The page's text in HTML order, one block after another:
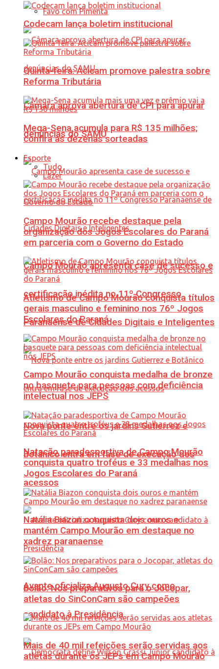
Favo com Pimenta
Câmara aprova abertura de CPI para apurar
denúncias do SAMU
Campo Mourão apresenta case de sucesso e
certificação inédita no 11º Congresso
Paranaense de Cidades Digitais e Inteligentes
Nova ponte entre os jardins Gutierrez e
Botânico entra em fase de execução dos
acessos
Avante oficializa Augusto Cury como
candidato à Presidência
Codecam lança boletim institucional
Quinta-feira: Acicam promove palestra sobre
Reforma Tributária
Mega-Sena acumula para R$ 135 milhões;
confira as dezenas sorteadas
Esporte
Tudo
Lazer
Campo Mourão recebe destaque pela
organização dos Jogos Escolares do Paraná
em parceria com o Governo do Estado
Atletismo de Campo Mourão conquista títulos
gerais masculino e feminino nos 76º Jogos
Escolares do Paraná
Campo Mourão conquista medalha de bronze
no basquete para pessoas com deficiência
intelectual nos JEPS
Natação paradesportiva de Campo Mourão
conquista quatro troféus e 33 medalhas nos
Jogos Escolares do Paraná
Natália Biazon conquista dois ouros e
mantém Campo Mourão em destaque no
xadrez paranaense
Bolão: Nos preparativos para o Jocopar,
atletas do SinConCam são campeões
Mais de 40 mil refeições serão servidas aos
atletas durante os JEPs em Campo Mourão